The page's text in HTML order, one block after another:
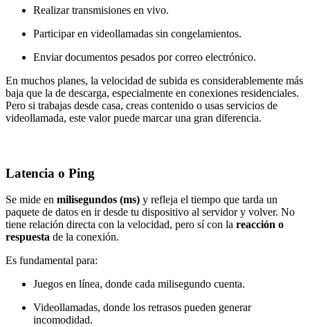
Realizar transmisiones en vivo.
Participar en videollamadas sin congelamientos.
Enviar documentos pesados por correo electrónico.
En muchos planes, la velocidad de subida es considerablemente más
baja que la de descarga, especialmente en conexiones residenciales.
Pero si trabajas desde casa, creas contenido o usas servicios de
videollamada, este valor puede marcar una gran diferencia.
Latencia o Ping
Se mide en milisegundos (ms) y refleja el tiempo que tarda un
paquete de datos en ir desde tu dispositivo al servidor y volver. No
tiene relación directa con la velocidad, pero sí con la reacción o
respuesta de la conexión.
Es fundamental para:
Juegos en línea, donde cada milisegundo cuenta.
Videollamadas, donde los retrasos pueden generar
incomodidad.